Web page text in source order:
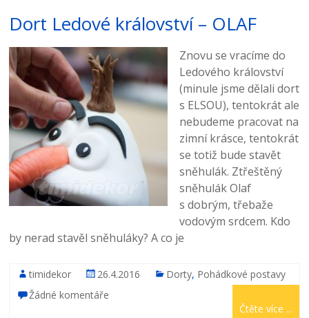
Dort Ledové království – OLAF
Znovu se vracíme do
Ledového království
(minule jsme dělali dort
s ELSOU), tentokrát ale
nebudeme pracovat na
zimní krásce, tentokrát
se totiž bude stavět
sněhulák. Ztřeštěný
sněhulák Olaf
s dobrým, třebaže
vodovým srdcem. Kdo
by nerad stavěl sněhuláky? A co je
timidekor 26.4.2016 Dorty, Pohádkové postavy
Žádné komentáře
Čtěte více ...